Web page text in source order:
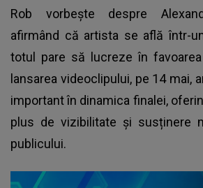
Rob vorbește despre
afirmând că artista se află într-
totul pare să lucreze în
lansarea videoclipului, pe 14 mai,
important în dinamica finalei,
plus de vizibilitate și susținere
publicului.